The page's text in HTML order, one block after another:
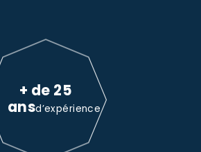
+ de 25
ansd’expérience